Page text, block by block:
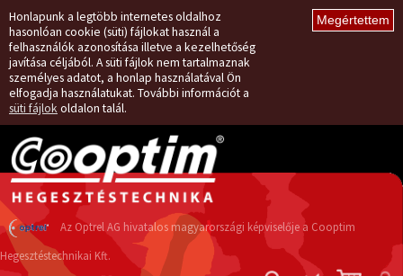
Honlapunk a legtöbb internetes oldalhoz
hasonlóan cookie (süti) fájlokat használ a
felhasználók azonosítása illetve a kezelhetőség
javítása céljából. A süti fájlok nem tartalmaznak
személyes adatot, a honlap használatával Ön
elfogadja használatukat. További információt a
süti fájlok oldalon talál.
Az Optrel AG hivatalos magyarországi képviselője a Cooptim
Hegesztéstechnikai Kft.